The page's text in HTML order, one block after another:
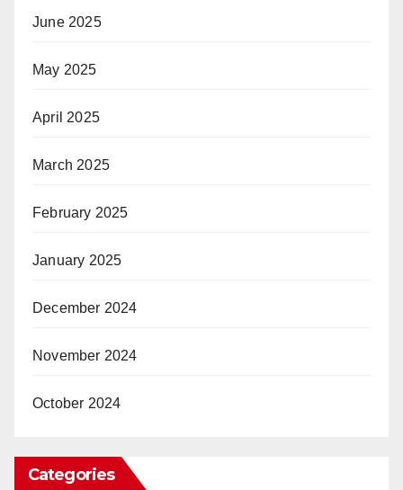
June 2025
May 2025
April 2025
March 2025
February 2025
January 2025
December 2024
November 2024
October 2024
Categories